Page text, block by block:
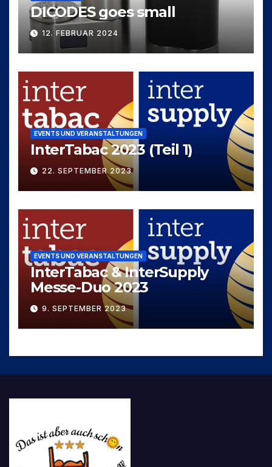
DICODES goes small
12. FEBRUAR 2024
EVENTS UND VERANSTALTUNGEN
InterTabac 2023 (Teil 1)
22. SEPTEMBER 2023
EVENTS UND VERANSTALTUNGEN
InterTabac & InterSupply
Messe-Duo 2023
9. SEPTEMBER 2023